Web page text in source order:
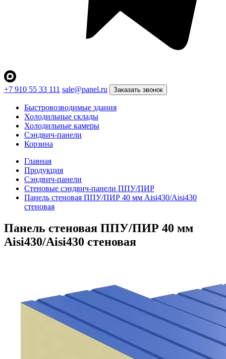
+7 910 55 33 111 sale@panel.ru Заказать звонок
Быстровозводимые здания
Холодильные склады
Холодильные камеры
Сэндвич-панели
Корзина
Главная
Продукция
Сэндвич-панели
Стеновые сэндвич-панели ППУ/ПИР
Панель стеновая ППУ/ПИР 40 мм Aisi430/Aisi430
стеновая
Панель стеновая ППУ/ПИР 40 мм
Aisi430/Aisi430 стеновая